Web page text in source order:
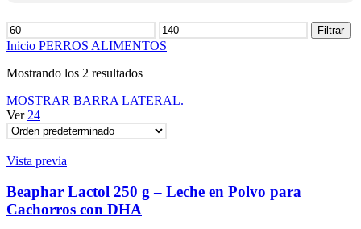
Precio
mínimo
Precio
Filtrar
Inicio PERROS ALIMENTOS
Mostrando los 2 resultados
MOSTRAR BARRA LATERAL.
Ver 24
Vista previa
Beaphar Lactol 250 g – Leche en Polvo para
Cachorros con DHA